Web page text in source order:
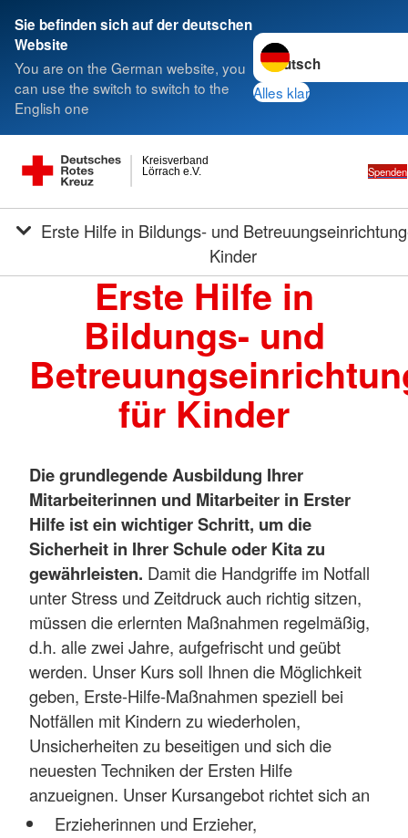
Sie befinden sich auf der deutschen
Website
You are on the German website, you
can use the switch to switch to the
English one
Sprache wechseln zu
Alles klar
Lörrach e.V.
Kreisverband
Spenden
Kinder
Erste Hilfe in
Bildungs- und
für Kinder
Die grundlegende Ausbildung Ihrer
Mitarbeiterinnen und Mitarbeiter in Erster
Hilfe ist ein wichtiger Schritt, um die
Sicherheit in Ihrer Schule oder Kita zu
gewährleisten. Damit die Handgriffe im Notfall
unter Stress und Zeitdruck auch richtig sitzen,
müssen die erlernten Maßnahmen regelmäßig,
d.h. alle zwei Jahre, aufgefrischt und geübt
werden. Unser Kurs soll Ihnen die Möglichkeit
geben, Erste-Hilfe-Maßnahmen speziell bei
Notfällen mit Kindern zu wiederholen,
Unsicherheiten zu beseitigen und sich die
neuesten Techniken der Ersten Hilfe
anzueignen. Unser Kursangebot richtet sich an
Erzieherinnen und Erzieher,